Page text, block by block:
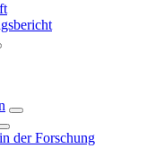
der Forschung